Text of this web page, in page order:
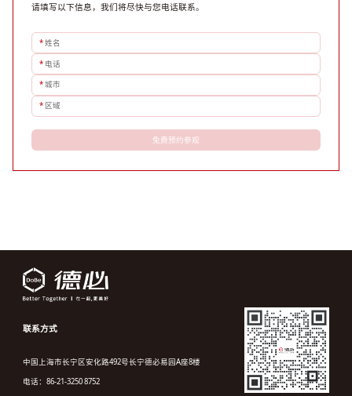
请填写以下信息，我们将尽快与您电话联系。
*姓名
* 电话
*城市
* 区域
免费预约参观
联系方式
中国上海市长宁区安化路492号长宁德必易园A座8楼
电话：86-21-3250 8752